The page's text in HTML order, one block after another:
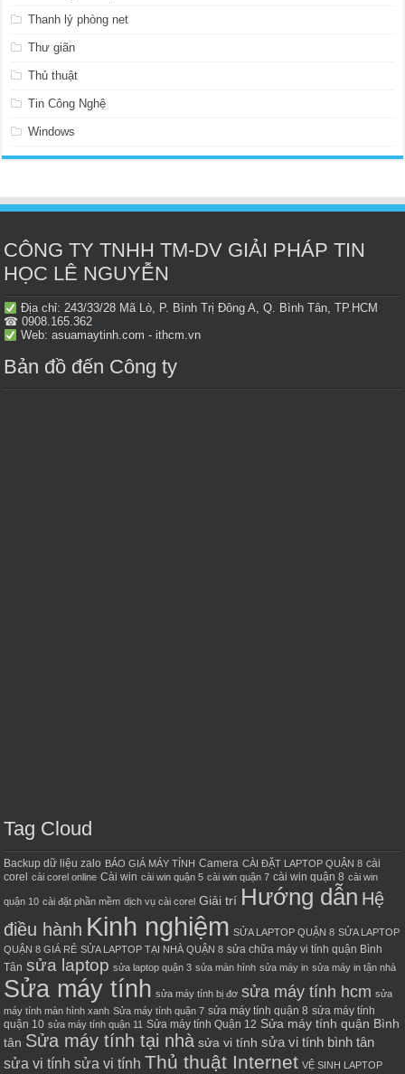
Thanh lý phòng net
Thư giãn
Thủ thuật
Tin Công Nghệ
Windows
CÔNG TY TNHH TM-DV GIẢI PHÁP TIN
HỌC LÊ NGUYỄN
Địa chỉ: 243/33/28 Mã Lò, P. Bình Trị Đông A, Q. Bình Tân, TP.HCM
☎ 0908.165.362
Web: asuamaytinh.com - ithcm.vn
Bản đồ đến Công ty
Tag Cloud
Backup dữ liệu zalo BÁO GIÁ MÁY TÍNH Camera CÀI ĐẶT LAPTOP QUẬN 8 cài
corel
cài corel online Cài win cài win quận 5 cài win quận 7 cài win quận 8 cài win
quận 10 cài đặt phần mềm dịch vụ cài corel Giải trí Hướng dẫn Hệ
điều hành Kinh nghiệm SỬA LAPTOP QUẬN 8 SỬA LAPTOP
QUẬN 8 GIÁ RẺ SỬA LAPTOP TẠI NHÀ QUẬN 8 sửa chữa máy vi tính quận Bình
Tân sửa laptop sửa laptop quận 3 sửa màn hình sửa máy in sửa máy in tận nhà
Sửa máy tính sửa máy tính bị đơ sửa máy tính hcm sửa
máy tính màn hình xanh Sửa máy tính quận 7 sửa máy tính quận 8 sửa máy tính
quận 10 sửa máy tính quận 11 Sửa máy tính Quận 12 Sửa máy tính quận Bình
tân Sửa máy tính tại nhà sửa vi tính sửa vi tính bình tân
sửa vi tính sửa vi tính Thủ thuật Internet VỆ SINH LAPTOP